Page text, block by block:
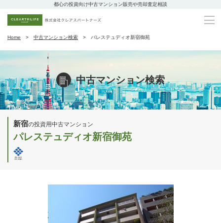
都心の投資向け中古マンション販売や売却査定相談
Home 中古マンション検索 パレステュディオ新宿御苑
中古マンション検索
新宿の投資用中古マンション
パレステュディオ新宿御苑